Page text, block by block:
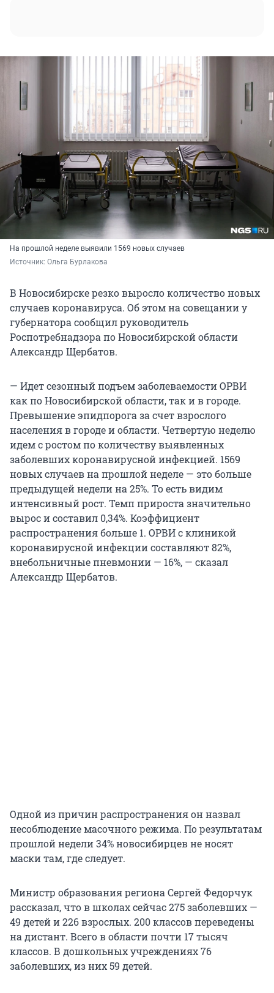
На прошлой неделе выявили 1569 новых случаев
Источник: Ольга Бурлакова
В Новосибирске резко выросло количество новых
случаев коронавируса. Об этом на совещании у
губернатора сообщил руководитель
Роспотребнадзора по Новосибирской области
Александр Щербатов.
— Идет сезонный подъем заболеваемости ОРВИ
как по Новосибирской области, так и в городе.
Превышение эпидпорога за счет взрослого
населения в городе и области. Четвертую неделю
идем с ростом по количеству выявленных
заболевших коронавирусной инфекцией. 1569
новых случаев на прошлой неделе — это больше
предыдущей недели на 25%. То есть видим
интенсивный рост. Темп прироста значительно
вырос и составил 0,34%. Коэффициент
распространения больше 1. ОРВИ с клиникой
коронавирусной инфекции составляют 82%,
внебольничные пневмонии — 16%, — сказал
Александр Щербатов.
Одной из причин распространения он назвал
несоблюдение масочного режима. По результатам
прошлой недели 34% новосибирцев не носят
маски там, где следует.
Министр образования региона Сергей Федорчук
рассказал, что в школах сейчас 275 заболевших —
49 детей и 226 взрослых. 200 классов переведены
на дистант. Всего в области почти 17 тысяч
классов. В дошкольных учреждениях 76
заболевших, из них 59 детей.